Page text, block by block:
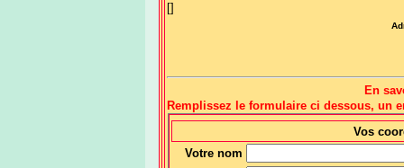
[]
En
Remplissez le formulaire ci dessous, un
Vos
Votre nom